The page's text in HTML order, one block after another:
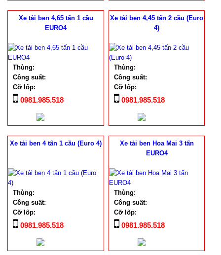
Xe tải ben 4,65 tấn 1 cầu
EURO4
Thùng:
Công suất:
Cỡ lốp:
0981.985.518
Xe tải ben 4,45 tấn 2 cầu (Euro
4)
Thùng:
Công suất:
Cỡ lốp:
0981.985.518
Xe tải ben 4 tấn 1 cầu (Euro 4)
Thùng:
Công suất:
Cỡ lốp:
0981.985.518
Xe tải ben Hoa Mai 3 tấn
EURO4
Thùng:
Công suất:
Cỡ lốp:
0981.985.518